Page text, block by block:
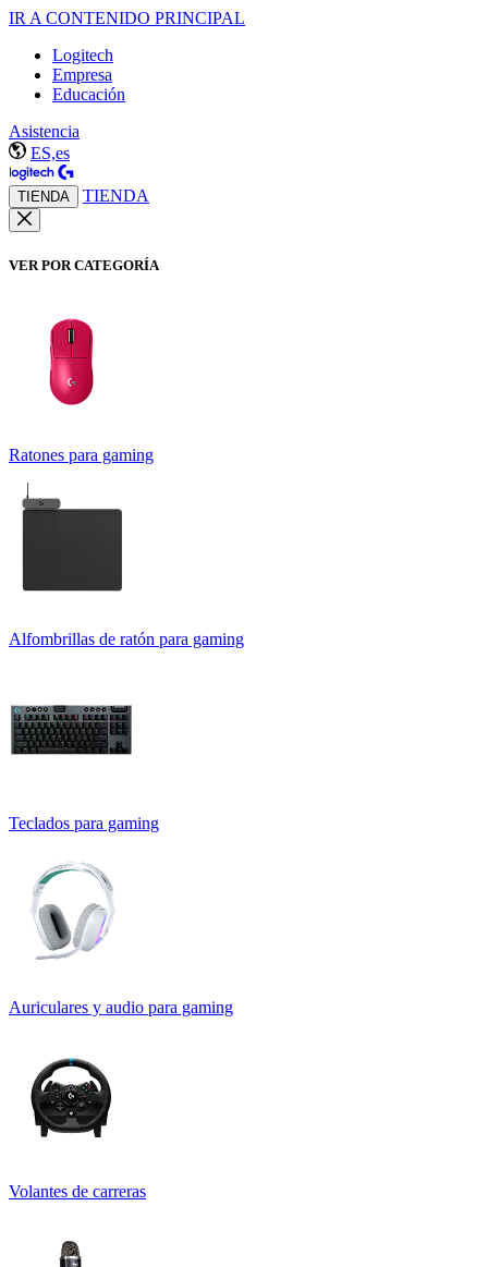
IR A CONTENIDO PRINCIPAL
Logitech
Empresa
Educación
Asistencia
ES,es
TIENDA TIENDA
VER POR CATEGORÍA
Ratones para gaming
Alfombrillas de ratón para gaming
Teclados para gaming
Auriculares y audio para gaming
Volantes de carreras